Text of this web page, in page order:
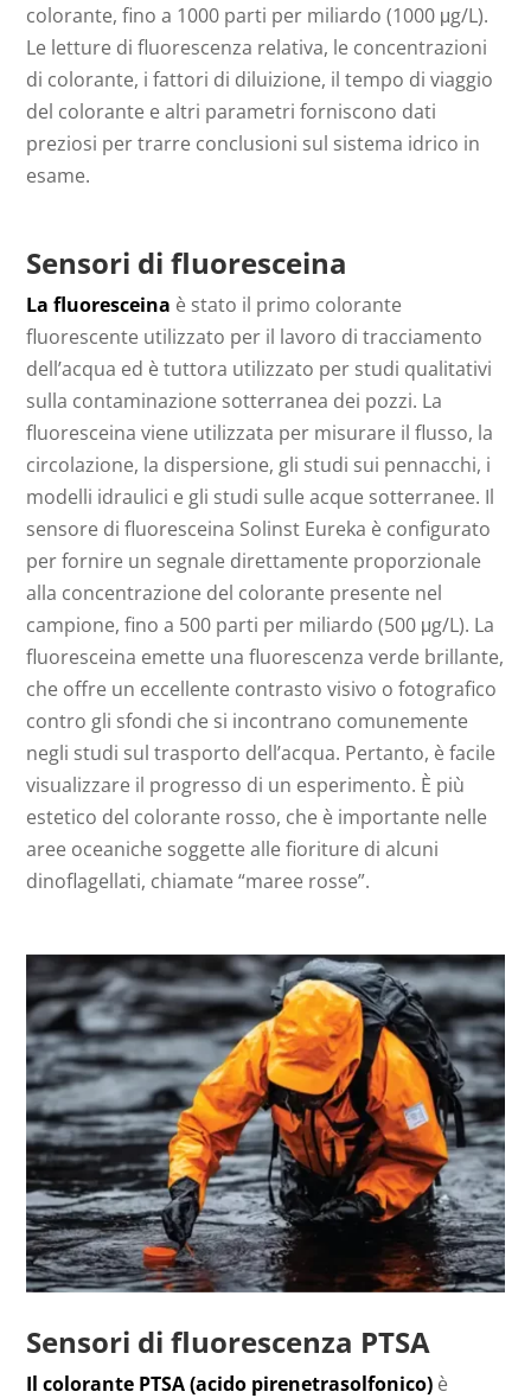
colorante, fino a 1000 parti per miliardo (1000 μg/L).
Le letture di fluorescenza relativa, le concentrazioni
di colorante, i fattori di diluizione, il tempo di viaggio
del colorante e altri parametri forniscono dati
preziosi per trarre conclusioni sul sistema idrico in
esame.
Sensori di fluoresceina
La fluoresceina è stato il primo colorante
fluorescente utilizzato per il lavoro di tracciamento
dell’acqua ed è tuttora utilizzato per studi qualitativi
sulla contaminazione sotterranea dei pozzi. La
fluoresceina viene utilizzata per misurare il flusso, la
circolazione, la dispersione, gli studi sui pennacchi, i
modelli idraulici e gli studi sulle acque sotterranee. Il
sensore di fluoresceina Solinst Eureka è configurato
per fornire un segnale direttamente proporzionale
alla concentrazione del colorante presente nel
campione, fino a 500 parti per miliardo (500 μg/L). La
fluoresceina emette una fluorescenza verde brillante,
che offre un eccellente contrasto visivo o fotografico
contro gli sfondi che si incontrano comunemente
negli studi sul trasporto dell’acqua. Pertanto, è facile
visualizzare il progresso di un esperimento. È più
estetico del colorante rosso, che è importante nelle
aree oceaniche soggette alle fioriture di alcuni
dinoflagellati, chiamate “maree rosse”.
Sensori di fluorescenza PTSA
Il colorante PTSA (acido pirenetrasolfonico) è